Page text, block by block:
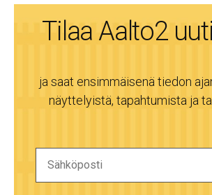
Tilaa Aalto2
ja saat ensimmäisenä tiedon
näyttelyistä, tapahtumista ja